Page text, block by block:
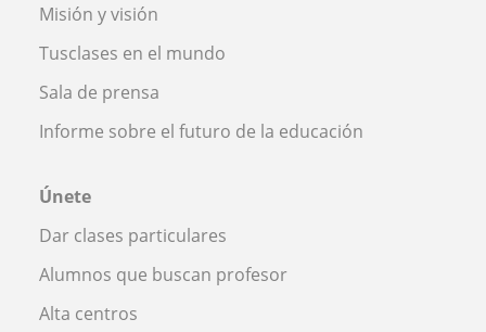
Misión y visión
Tusclases en el mundo
Sala de prensa
Informe sobre el futuro de la educación
Únete
Dar clases particulares
Alumnos que buscan profesor
Alta centros